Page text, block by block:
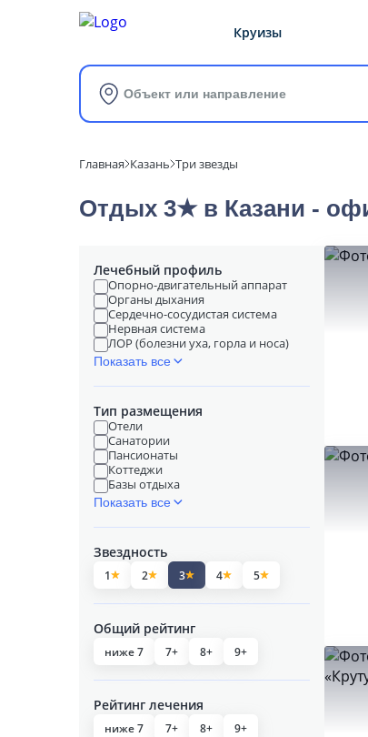
Круизы
Объект или направление
Главная Казань Три звезды
Отдых 3★ в Казани -
Лечебный профиль
Опорно-двигательный аппарат
Органы дыхания
Сердечно-сосудистая система
Нервная система
ЛОР (болезни уха, горла и носа)
Показать все
Тип размещения
Отели
Санатории
Пансионаты
Коттеджи
Базы отдыха
Показать все
Звездность
1 2 3 4 5
Общий рейтинг
ниже 7 7+ 8+ 9+
Рейтинг лечения
ниже 7 7+ 8+ 9+